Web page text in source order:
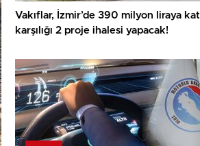
Vakıflar, İzmir’de 390 milyon liraya kat
karşılığı 2 proje ihalesi yapacak!